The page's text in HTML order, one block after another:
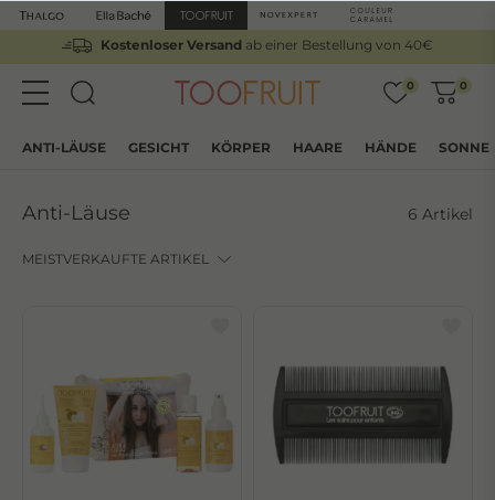
Kostenloser Versandab einer Bestellung von 40€
0 0
GESICHT KÖRPER HAARE
ANTI-LÄUSE HÄNDE SONNE
Anti-Läuse 6 Artikel